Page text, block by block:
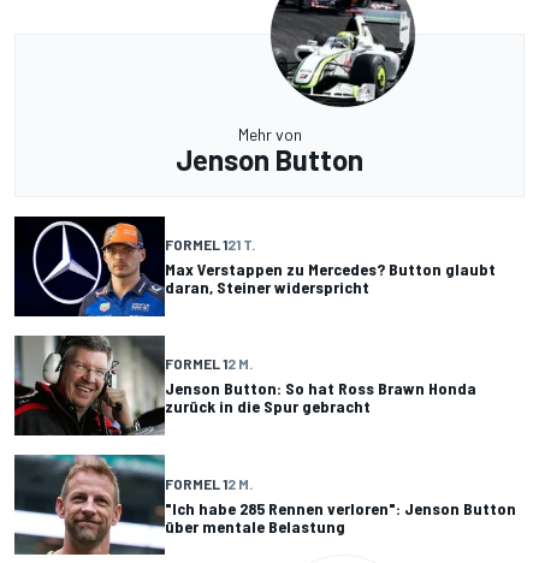
Mehr von
Jenson Button
FORMEL 121 T.
Max Verstappen zu Mercedes? Button glaubt
daran, Steiner widerspricht
FORMEL 12 M.
Jenson Button: So hat Ross Brawn Honda
zurück in die Spur gebracht
FORMEL 12 M.
"Ich habe 285 Rennen verloren": Jenson Button
über mentale Belastung